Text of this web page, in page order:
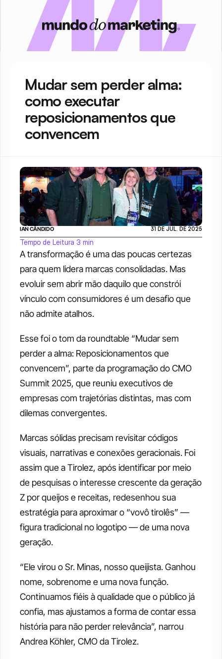
Mudar sem perder alma:
como executar
reposicionamentos que
convencem
A transformação é uma das poucas certezas
para quem lidera marcas consolidadas. Mas
evoluir sem abrir mão daquilo que constrói
vínculo com consumidores é um desafio que
não admite atalhos.
Esse foi o tom da roundtable “Mudar sem
perder a alma: Reposicionamentos que
convencem”, parte da programação do CMO
Summit 2025, que reuniu executivos de
empresas com trajetórias distintas, mas com
dilemas convergentes.
Marcas sólidas precisam revisitar códigos
visuais, narrativas e conexões geracionais. Foi
assim que a Tirolez, após identificar por meio
de pesquisas o interesse crescente da geração
Z por queijos e receitas, redesenhou sua
estratégia para aproximar o “vovô tirolês” —
figura tradicional no logotipo — de uma nova
geração.
“Ele virou o Sr. Minas, nosso queijista. Ganhou
nome, sobrenome e uma nova função.
Continuamos fiéis à qualidade que o público já
confia, mas ajustamos a forma de contar essa
história para não perder relevância”, narrou
Andrea Köhler, CMO da Tirolez.
IAN CÂNDIDO 31 DE JUL. DE 2025
Tempo de Leitura 3 min